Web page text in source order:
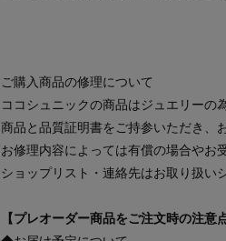
ご購入商品の修理について
ココシュニックの商品はジュエリーの
商品と品質証明書をご持参いただき、
お修理内容によっては有償の場合やお
ショップリスト・連絡先はお取り扱い
【プレオーダー商品をご注文時の注意点